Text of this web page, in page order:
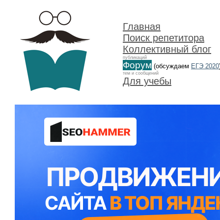
Главная
Поиск репетитора
Коллективный блог
публикаций
Форум (обсуждаем ЕГЭ 2020
тем и сообщений
Для учебы